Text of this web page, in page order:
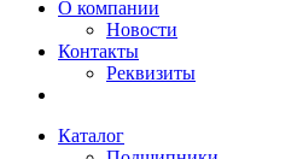
О компании
Новости
Контакты
Реквизиты
Каталог